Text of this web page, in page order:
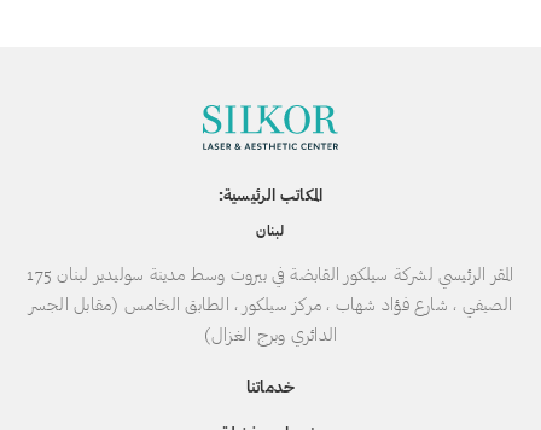
المكاتب الرئيسية:
لبنان
المقر الرئيسي لشركة سيلكور القابضة في بيروت وسط مدينة سوليدير لبنان 175
الصيفي ، شارع فؤاد شهاب ، مركز سيلكور ، الطابق الخامس (مقابل الجسر
الدائري وبرج الغزال)
خدماتنا